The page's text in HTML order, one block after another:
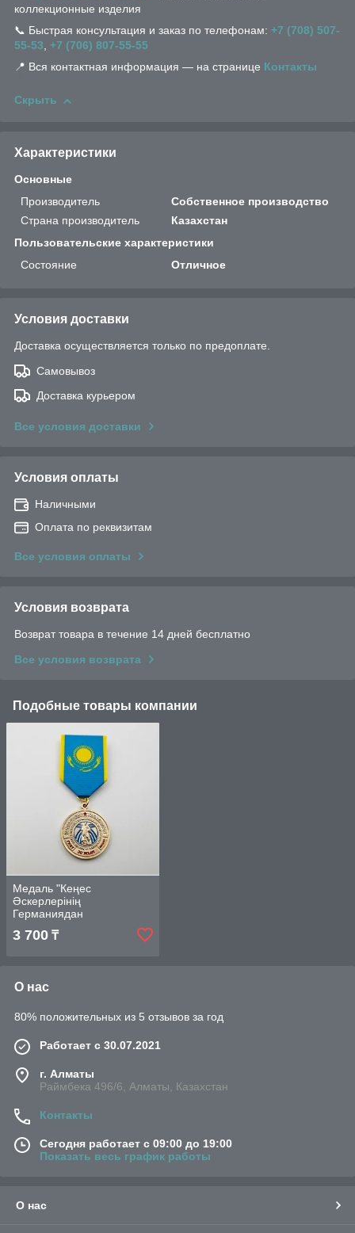
коллекционные изделия
📞 Быстрая консультация и заказ по телефонам: +7 (708) 507-
55-53, +7 (706) 807-55-55
📍 Вся контактная информация — на странице Контакты
Скрыть
Характеристики
Основные
Производитель
Собственное производство
Страна производитель
Казахстан
Пользовательские характеристики
Состояние
Отличное
Условия доставки
Доставка осуществляется только по предоплате.
Самовывоз
Доставка курьером
Все условия доставки
Условия оплаты
Наличными
Оплата по реквизитам
Все условия оплаты
Условия возврата
Возврат товара в течение 14 дней бесплатно
Все условия возврата
Подобные товары компании
Медаль "Кеңес
Әскерлерінің
Германиядан
Шығарылғанына 30 жыл"
3 700 ₸
О нас
80% положительных из 5 отзывов за год
Работает с 30.07.2021
г. Алматы
Раймбека 496/6, Алматы, Казахстан
Контакты
Сегодня работает с 09:00 до 19:00
Показать весь график работы
О нас